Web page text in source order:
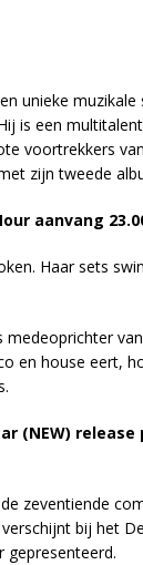
unieke
is een
voortrekkers
zijn tweede
aanvang
Haar sets
en house eert,
(NEW) release
zeventiende
bij het
gepresenteerd.